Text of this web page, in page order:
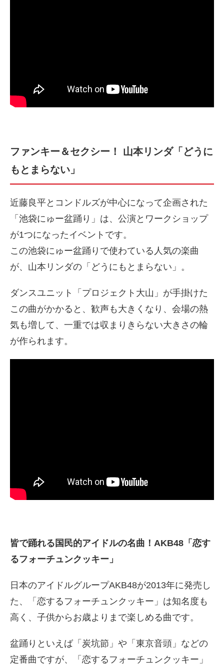
ファンキー＆セクシー！ 山本リンダ「どうに
もとまらない」
近藤良平とコンドルズが中心になって企画された
「池袋にゅー盆踊り」は、公演とワークショップ
が1つになったイベントです。
この池袋にゅー盆踊りで使わている人気の楽曲
が、山本リンダの「どうにもとまらない」。
ダンスユニット「プロジェクト大山」が手掛けた
この曲がかかると、歓声も大きくなり、会場の熱
気も増して、一重では収まりきらない大きさの輪
が作られます。
皆で踊れる国民的アイドルの名曲！AKB48「恋す
るフォーチュンクッキー」
日本のアイドルグループAKB48が2013年に発売し
た、「恋するフォーチュンクッキー」は知名度も
高く、子供からお歳よりまで楽しめる曲です。
盆踊りといえば「炭坑節」や「東京音頭」などの
定番曲ですが、「恋するフォーチュンクッキー」